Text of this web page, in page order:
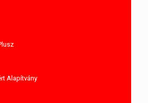
Alapítvány